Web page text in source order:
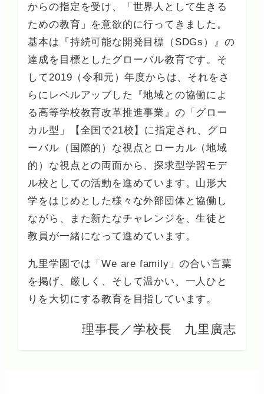
からの指定を受け、「世界人として生きる
ための教育」を意欲的に行ってきました。
基本は『持続可能な開発目標（SDGs）』の
達成を目標としたグローバル教育です。そ
して2019（令和元）年度からは、それをさ
らにレベルアップした『地域との協働によ
る高等学校教育改革推進事業』の「グロー
カル型」【全国で21校】に指定され、グロ
ーバル（国際的）な視点とローカル（地域
的）な視点との両面から、探求型学習モデ
ル校としての活動を進めています。山形大
学をはじめとした様々な外部団体と協働し
ながら、また新たなチャレンジを、生徒と
教員が一緒になって進めています。
九里学園では「We are family」の合い言葉
を掲げ、厳しく、そして温かい、一人ひと
りを大切にする教育を目指しています。
理事長／学校長 九里廣志